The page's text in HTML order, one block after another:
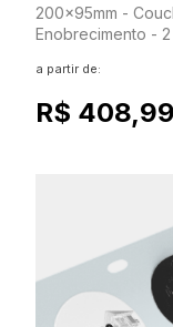
200x95mm -
Enobrecimento -
a partir de:
R$ 408,99